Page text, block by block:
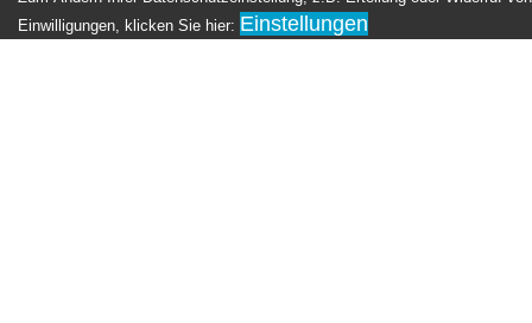
Einwilligungen, klicken Sie hier: Einstellungen